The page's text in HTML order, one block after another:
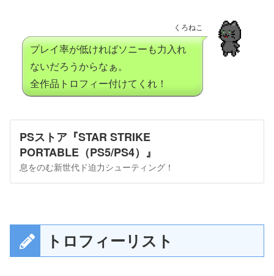
くろねこ
プレイ率が低ければソニーも力入れ
ないだろうからなぁ。
全作品トロフィー付けてくれ！
PSストア『STAR STRIKE
PORTABLE（PS5/PS4）』
息をのむ新世代ド迫力シューティング！
トロフィーリスト